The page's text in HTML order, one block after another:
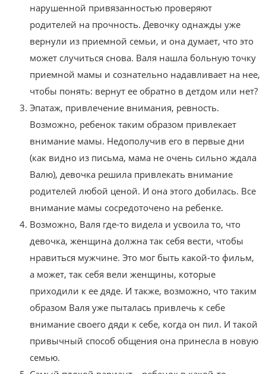
нарушенной привязанностью проверяют
родителей на прочность. Девочку однажды уже
вернули из приемной семьи, и она думает, что это
может случиться снова. Валя нашла больную точку
приемной мамы и сознательно надавливает на нее,
чтобы понять: вернут ее обратно в детдом или нет?
Эпатаж, привлечение внимания, ревность.
Возможно, ребенок таким образом привлекает
внимание мамы. Недополучив его в первые дни
(как видно из письма, мама не очень сильно ждала
Валю), девочка решила привлекать внимание
родителей любой ценой. И она этого добилась. Все
внимание мамы сосредоточено на ребенке.
Возможно, Валя где-то видела и усвоила то, что
девочка, женщина должна так себя вести, чтобы
нравиться мужчине. Это мог быть какой-то фильм,
а может, так себя вели женщины, которые
приходили к ее дяде. И также, возможно, что таким
образом Валя уже пыталась привлечь к себе
внимание своего дяди к себе, когда он пил. И такой
привычный способ общения она принесла в новую
семью.